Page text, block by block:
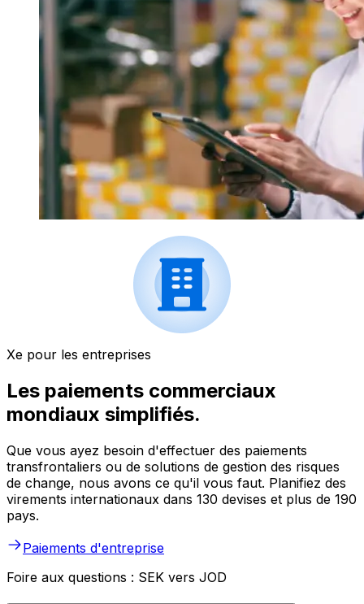
Xe pour les entreprises
Les paiements commerciaux
mondiaux simplifiés.
Que vous ayez besoin d'effectuer des paiements
transfrontaliers ou de solutions de gestion des risques
de change, nous avons ce qu'il vous faut. Planifiez des
virements internationaux dans 130 devises et plus de 190
pays.
Paiements d'entreprise
Foire aux questions : SEK vers JOD